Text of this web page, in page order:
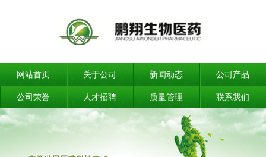
网站首页 关于公司 新闻动态 公司产品
公司荣誉 人才招聘 质量管理 联系我们